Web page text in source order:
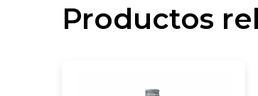
Productos